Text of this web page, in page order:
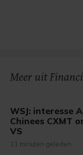
Meer uit
WSJ: interesse
Chinees CXMT
VS
11 minuten geleden